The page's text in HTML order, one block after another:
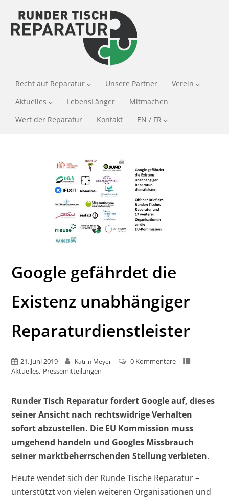
Recht auf Reparatur Unsere Partner
Verein
Aktuelles
LebensLänger
Mitmachen
Wert der Reparatur
Kontakt EN / FR
Google gefährdet die
Existenz unabhängiger
Reparaturdienstleister
21. Juni 2019 Katrin Meyer
0 Kommentare
Aktuelles, Pressemitteilungen
Runder Tisch Reparatur fordert Google auf, dieses
seiner Ansicht nach rechtswidrige Verhalten
sofort abzustellen. Die EU Kommission muss
umgehend handeln und Googles Missbrauch
seiner marktbeherrschenden Stellung verbieten.
Heute wendet sich der Runde Tische Reparatur –
unterstützt von vielen weiteren Organisationen und